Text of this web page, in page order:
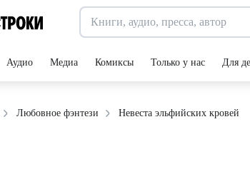
Аудио Медиа Комиксы Только у нас Для
Любовное фэнтези Невеста эльфийских кровей